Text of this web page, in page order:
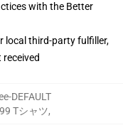
with the Better
local third-party fulfiller,
DEFAULT
Tシャツ,